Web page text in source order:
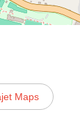
Maps